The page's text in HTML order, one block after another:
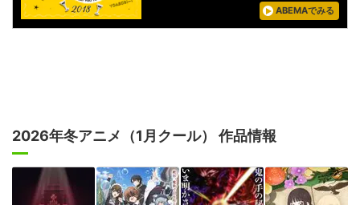
ABEMAでみる
2026年冬アニメ（1月クール） 作品情報